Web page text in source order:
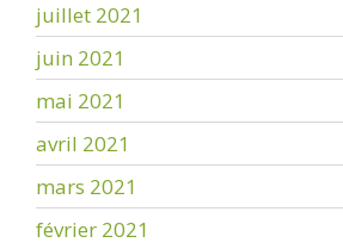
juillet 2021
juin 2021
mai 2021
avril 2021
mars 2021
février 2021